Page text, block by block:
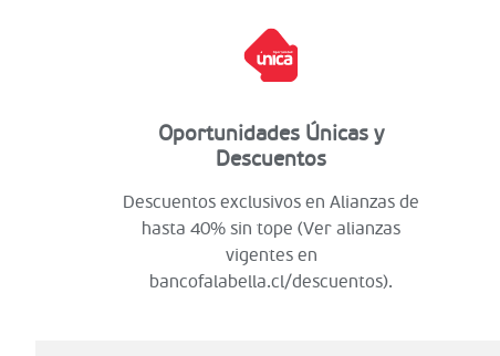
Oportunidades Únicas y
Descuentos
Descuentos exclusivos en Alianzas de
hasta 40% sin tope (Ver alianzas
vigentes en
bancofalabella.cl/descuentos).